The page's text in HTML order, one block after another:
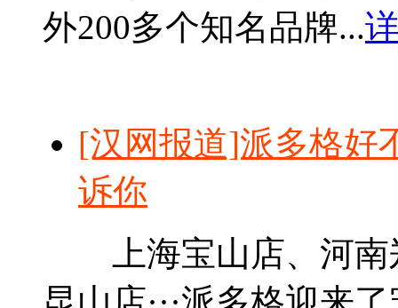
外200多个知名品牌...
[汉网报道]派多格好
诉你
上海宝山店、河南